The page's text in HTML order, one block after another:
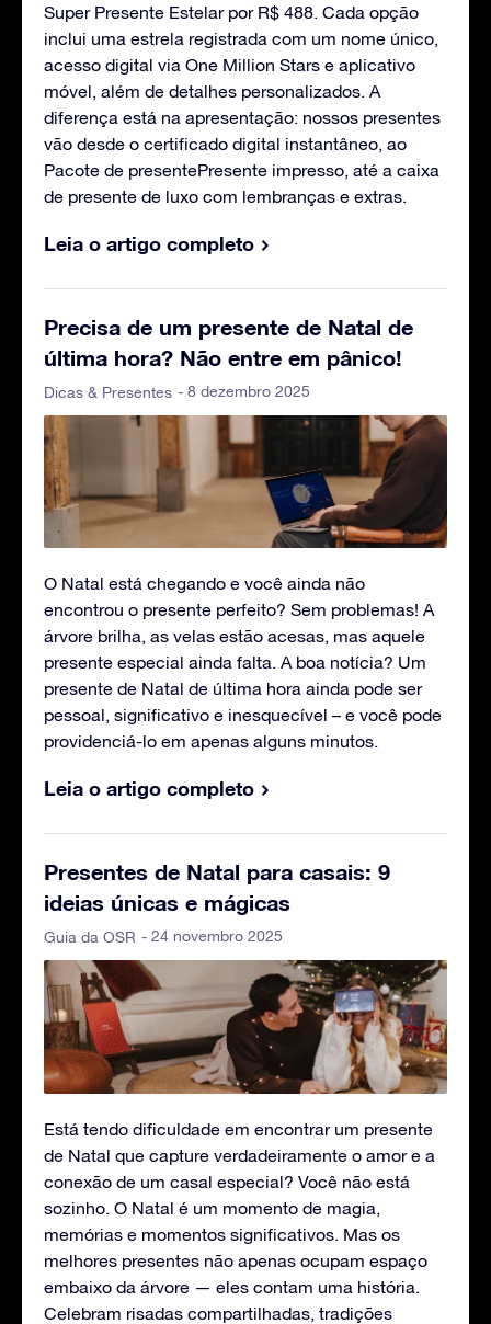
Super Presente Estelar por R$ 488. Cada opção
inclui uma estrela registrada com um nome único,
acesso digital via One Million Stars e aplicativo
móvel, além de detalhes personalizados. A
diferença está na apresentação: nossos presentes
vão desde o certificado digital instantâneo, ao
Pacote de presentePresente impresso, até a caixa
de presente de luxo com lembranças e extras.
Leia o artigo completo
Precisa de um presente de Natal de
última hora? Não entre em pânico!
Dicas & Presentes - 8 dezembro 2025
O Natal está chegando e você ainda não
encontrou o presente perfeito? Sem problemas! A
árvore brilha, as velas estão acesas, mas aquele
presente especial ainda falta. A boa notícia? Um
presente de Natal de última hora ainda pode ser
pessoal, significativo e inesquecível – e você pode
providenciá-lo em apenas alguns minutos.
Leia o artigo completo
Presentes de Natal para casais: 9
ideias únicas e mágicas
Guia da OSR - 24 novembro 2025
Está tendo dificuldade em encontrar um presente
de Natal que capture verdadeiramente o amor e a
conexão de um casal especial? Você não está
sozinho. O Natal é um momento de magia,
memórias e momentos significativos. Mas os
melhores presentes não apenas ocupam espaço
embaixo da árvore — eles contam uma história.
Celebram risadas compartilhadas, tradições